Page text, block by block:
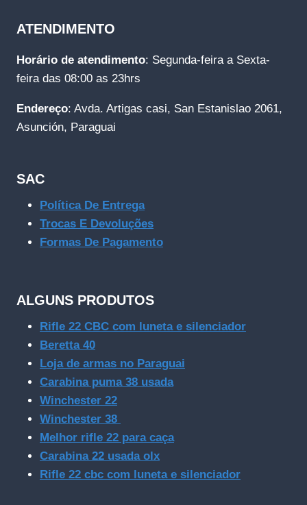
ATENDIMENTO
Horário de atendimento: Segunda-feira a Sexta-
feira das 08:00 as 23hrs
Endereço: Avda. Artigas casi, San Estanislao 2061,
Asunción, Paraguai
SAC
Política De Entrega
Trocas E Devoluções
Formas De Pagamento
ALGUNS PRODUTOS
Rifle 22 CBC com luneta e silenciador
Beretta 40
Loja de armas no Paraguai
Carabina puma 38 usada
Winchester 22
Winchester 38
Melhor rifle 22 para caça
Carabina 22 usada olx
Rifle 22 cbc com luneta e silenciador